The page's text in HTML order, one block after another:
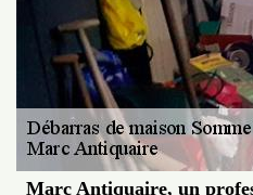
Marc Antiquaire, un